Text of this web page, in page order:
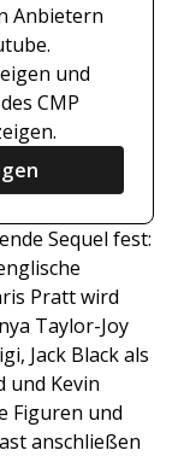
Anbietern
und
CMP
Sequel fest:
Pratt wird
Taylor-Joy
Jack Black als
und Kevin
Figuren und
anschließen